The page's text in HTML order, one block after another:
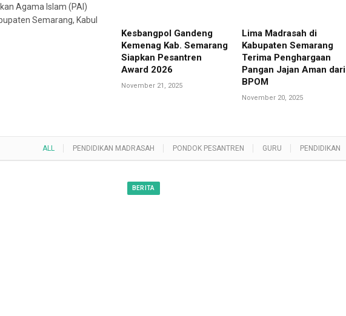
Agama Islam (PAI)
Semarang, Kabul
Kesbangpol Gandeng
Kemenag Kab. Semarang
Siapkan Pesantren
Award 2026
November 21, 2025
Lima Madrasah di
Kabupaten Semarang
Terima Penghargaan
Pangan Jajan Aman dari
BPOM
November 20, 2025
ALL PENDIDIKAN MADRASAH PONDOK PESANTREN GURU PENDIDIKAN
BERITA